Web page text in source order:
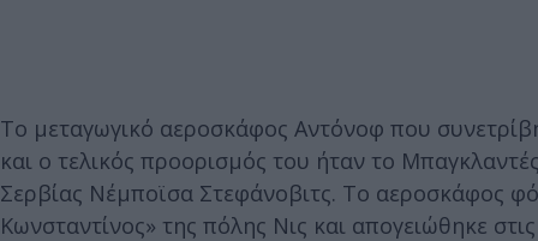
Το μεταγωγικό αεροσκάφος Αντόνοφ που
και ο τελικός προορισμός του ήταν το
Σερβίας Νέμποϊσα Στεφάνοβιτς. Το αεροσκάφος
Κωνσταντίνος» της πόλης Νις και απογειώθηκε